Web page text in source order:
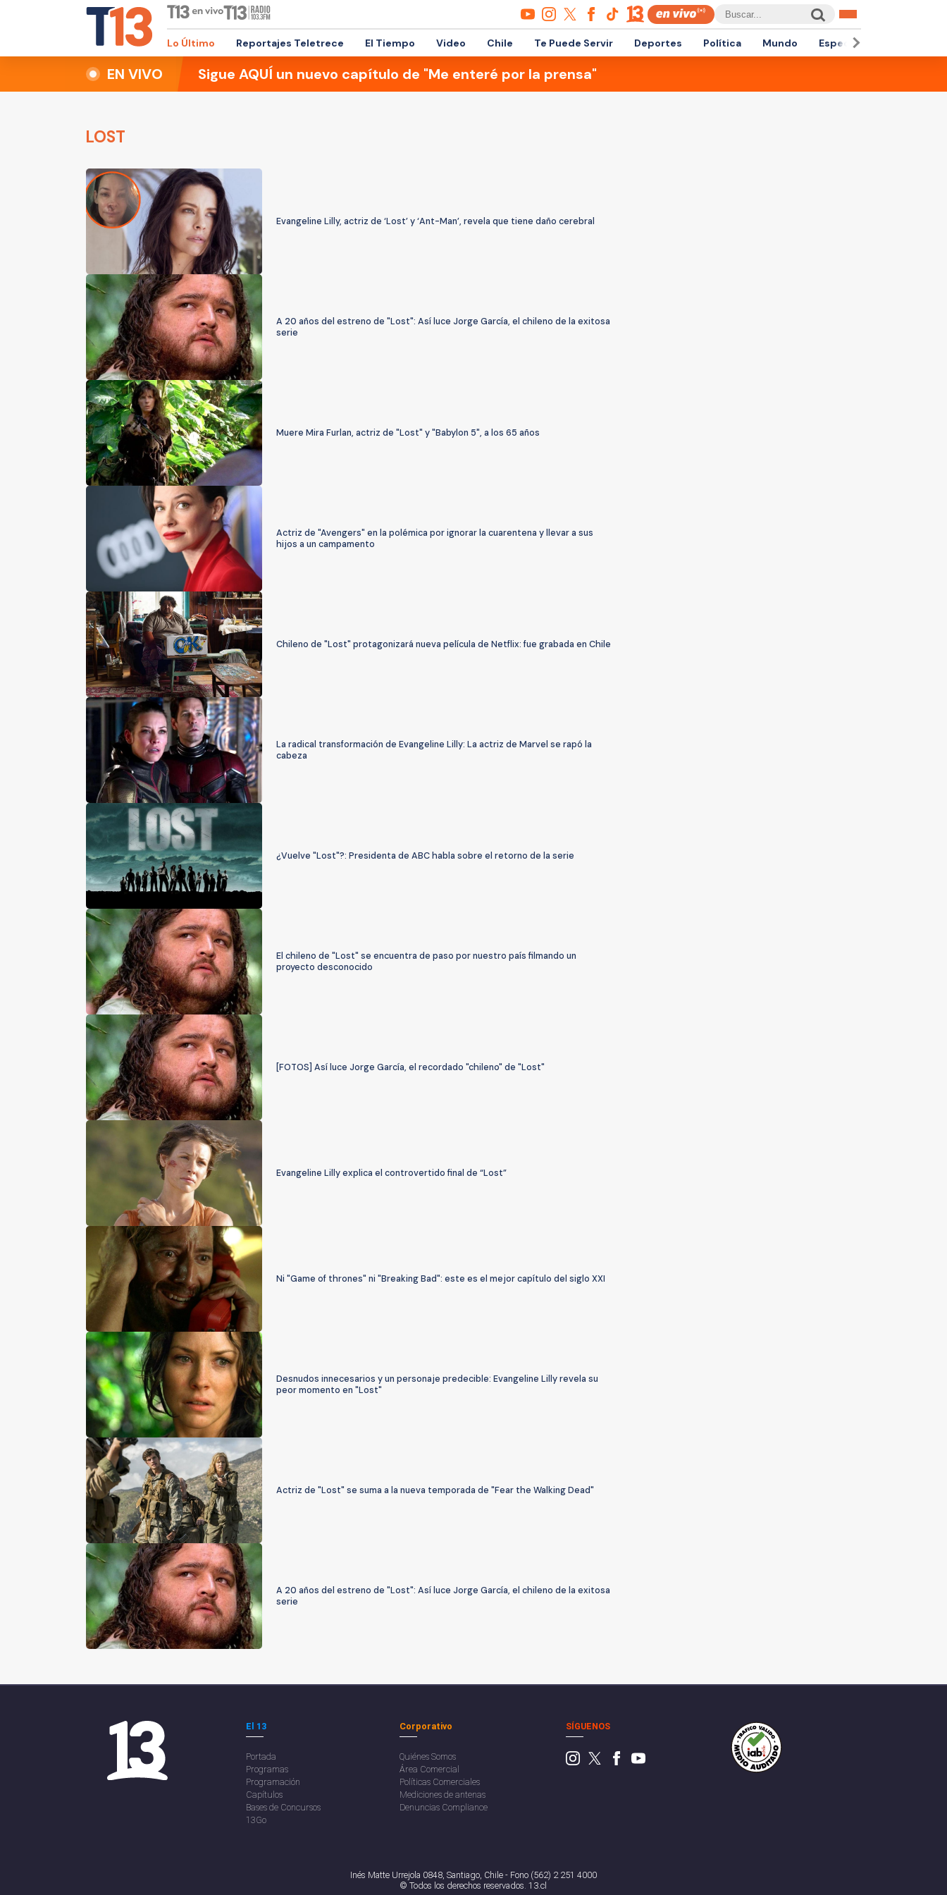
Lo Último Reportajes Teletrece El Tiempo Video Chile Te Puede Servir Deportes Política Mundo Espectáculos
EN VIVO Sigue AQUÍ un nuevo capítulo de "Me enteré por la prensa"
LOST
Evangeline Lilly, actriz de ‘Lost’ y ‘Ant-Man’, revela que tiene daño cerebral
A 20 años del estreno de "Lost": Así luce Jorge García, el chileno de la exitosa
serie
Muere Mira Furlan, actriz de "Lost" y "Babylon 5", a los 65 años
Actriz de "Avengers" en la polémica por ignorar la cuarentena y llevar a sus
hijos a un campamento
Chileno de "Lost" protagonizará nueva película de Netflix: fue grabada en Chile
La radical transformación de Evangeline Lilly: La actriz de Marvel se rapó la
cabeza
¿Vuelve "Lost"?: Presidenta de ABC habla sobre el retorno de la serie
El chileno de "Lost" se encuentra de paso por nuestro país filmando un
proyecto desconocido
[FOTOS] Así luce Jorge García, el recordado "chileno" de "Lost"
Evangeline Lilly explica el controvertido final de “Lost”
Ni "Game of thrones" ni "Breaking Bad": este es el mejor capítulo del siglo XXI
Desnudos innecesarios y un personaje predecible: Evangeline Lilly revela su
peor momento en "Lost"
Actriz de "Lost" se suma a la nueva temporada de "Fear the Walking Dead"
A 20 años del estreno de "Lost": Así luce Jorge García, el chileno de la exitosa
serie
El 13
Portada
Programas
Programación
Capítulos
Bases de Concursos
13Go
Corporativo
Quiénes Somos
Área Comercial
Políticas Comerciales
Mediciones de antenas
Denuncias Compliance
SÍGUENOS
Inés Matte Urrejola 0848, Santiago, Chile - Fono (562) 2 251 4000
© Todos los derechos reservados. 13.cl